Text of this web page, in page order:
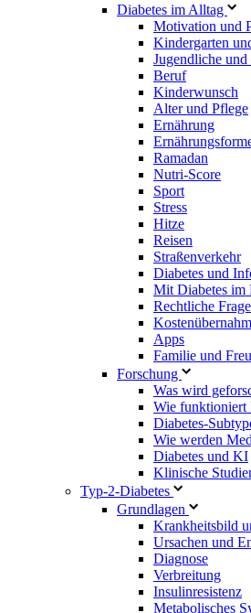
Diabetes im Alltag
Motivation und
Kindergarten
Jugendliche und
Beruf
Kinderwunsch
Alter und Pflege
Ernährung
Ramadan
Nutri-Score
Sport
Stress
Hitze
Reisen
Straßenverkehr
Diabetes und
Mit Diabetes im
Rechtliche
Apps
Familie und
Forschung
Was wird
Wie funktioniert
Diabetes-
Wie werden
Diabetes und KI
Klinische
Typ-2-Diabetes
Grundlagen
Krankheitsbild
Ursachen und
Diagnose
Verbreitung
Insulinresistenz
Metabolisches